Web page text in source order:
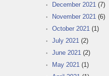
December 2021 (7)
November 2021 (6)
October 2021 (1)
July 2021 (2)
June 2021 (2)
May 2021 (1)